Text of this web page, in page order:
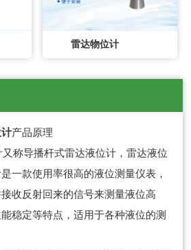
雷达物位计
产品原理
导播杆式雷达液位计，雷达液位
一款使用率很高的液位测量仪表，
收反射回来的信号来测量液位高
稳定等特点，适用于各种液位的测